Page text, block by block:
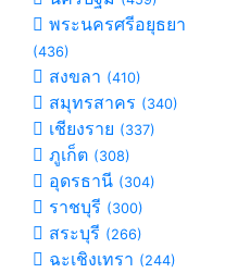
พระนครศรีอยุธยา
(436)
สงขลา (410)
สมุทรสาคร (340)
เชียงราย (337)
ภูเก็ต (308)
อุดรธานี (304)
ราชบุรี (300)
สระบุรี (266)
ฉะเชิงเทรา (244)